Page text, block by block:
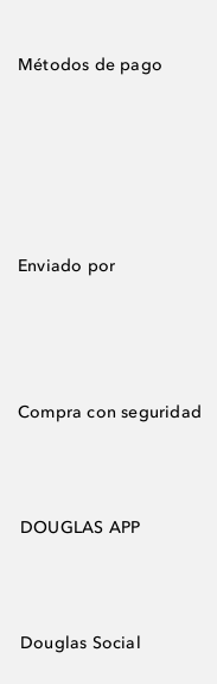
Métodos de pago
Enviado por
Compra con seguridad
DOUGLAS APP
Douglas Social